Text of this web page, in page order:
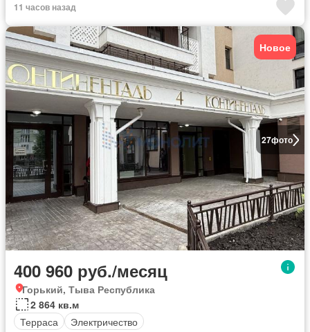
11 часов назад
27фото
Новое
400 960 руб./месяц
Горький, Тыва Республика
2 864 кв.м
Терраса
Электричество